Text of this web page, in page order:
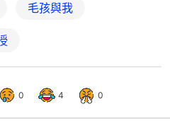
毛孩與我
0 4 0